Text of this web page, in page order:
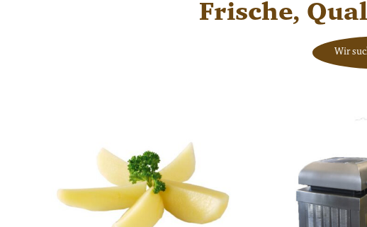
Frische,
Wir